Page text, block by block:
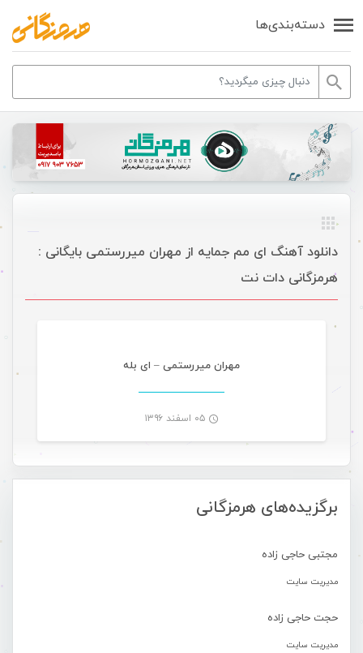
دسته‌بندی‌ها
برگزیده‌های هرمزگانی
مجتبی حاجی زاده
مدیریت سایت
حجت حاجی زاده
مدیریت سایت
دانلود آهنگ ای مم جمایه از مهران میررستمی بایگانی :
هرمزگانی دات نت
مهران میررستمی – ای بله
۰۵ اسفند ۱۳۹۶